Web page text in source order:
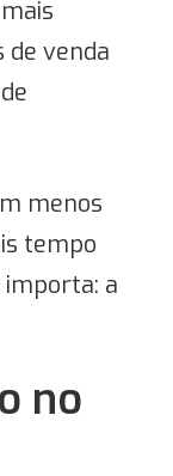
de venda
menos
tempo
a
no